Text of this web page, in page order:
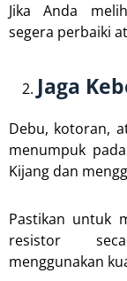
Jika Anda
segera perbaiki
Jaga
Debu, kotoran,
menumpuk
Kijang dan
Pastikan untuk
resistor
menggunakan